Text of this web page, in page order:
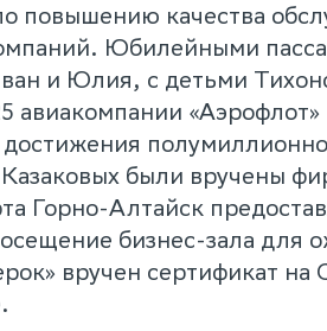
повышению качества
Юбилейными
и Юлия, с детьми
авиакомпании
были вручены
Горно-Алтайск
бизнес-зала для
вручен сертификат